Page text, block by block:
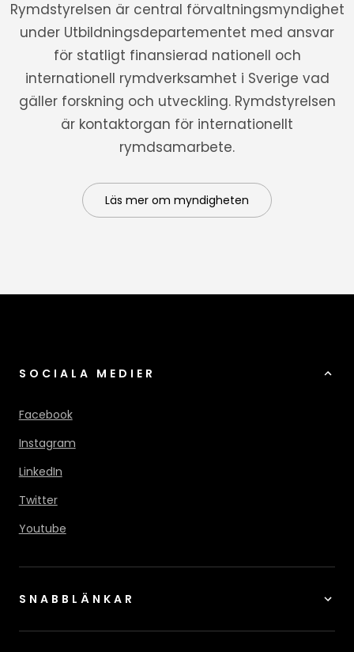
Rymdstyrelsen är central förvaltningsmyndighet
under Utbildningsdepartementet med ansvar
för statligt finansierad nationell och
internationell rymdverksamhet i Sverige vad
gäller forskning och utveckling. Rymdstyrelsen
är kontaktorgan för internationellt
rymdsamarbete.
Läs mer om myndigheten
SOCIALA MEDIER
Facebook
Instagram
LinkedIn
Twitter
Youtube
SNABBLÄNKAR